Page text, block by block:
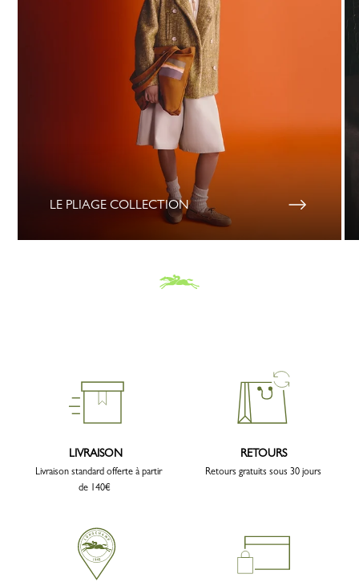
LE PLIAGE COLLECTION
LIVRAISON
Livraison standard offerte à partir
de 140€
RETOURS
Retours gratuits sous 30 jours